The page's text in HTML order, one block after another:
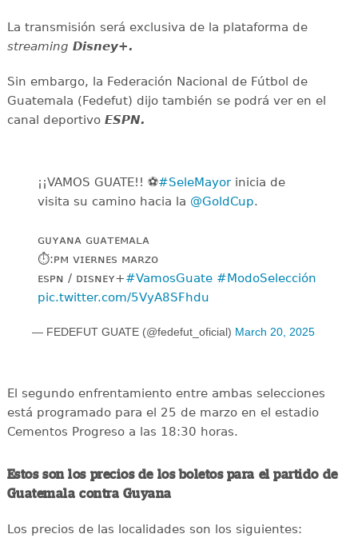
La transmisión será exclusiva de la plataforma de
streaming Disney+.
Sin embargo, la Federación Nacional de Fútbol de
Guatemala (Fedefut) dijo también se podrá ver en el
canal deportivoESPN.
¡¡VAMOS GUATE!! ⚽️#SeleMayorinicia de
visita su camino hacia la @GoldCup.
ɢᴜʏᴀɴᴀ ɢᴜᴀᴛᴇᴍᴀʟᴀ
⏱️:ᴘᴍ ️ᴠɪᴇʀɴᴇꜱ ᴍᴀʀᴢᴏ
ᴇꜱᴘɴ / ᴅɪꜱɴᴇʏ+#VamosGuate #ModoSelección
pic.twitter.com/5VyA8SFhdu
— FEDEFUT GUATE (@fedefut_oficial) March 20, 2025
El segundo enfrentamiento entre ambas selecciones
está programado para el 25 de marzo en el estadio
Cementos Progreso a las 18:30 horas.
Estos son los precios de los boletos para el partido de
Guatemala contra Guyana
Los precios de las localidades son los siguientes: